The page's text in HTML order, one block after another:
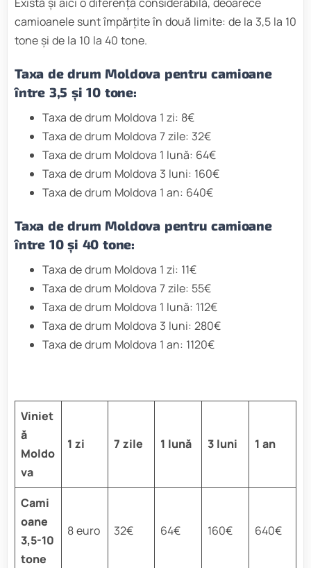
camioanele sunt împărțite în două limite: de la 3,5 la 10
tone și de la 10 la 40 tone.
Taxa de drum Moldova pentru camioane
între 3,5 și 10 tone:
Taxa de drum Moldova 1 zi: 8€
Taxa de drum Moldova 7 zile: 32€
Taxa de drum Moldova 1 lună: 64€
Taxa de drum Moldova 3 luni: 160€
Taxa de drum Moldova 1 an: 640€
Taxa de drum Moldova pentru camioane
între 10 și 40 tone:
Taxa de drum Moldova 1 zi: 11€
Taxa de drum Moldova 7 zile: 55€
Taxa de drum Moldova 1 lună: 112€
Taxa de drum Moldova 3 luni: 280€
Taxa de drum Moldova 1 an: 1120€
Viniet
ă
Moldo
va
1 zi 7 zile 1 lună 3 luni 1 an
Cami
oane
3,5-10
tone
8 euro 32€ 64€ 160€ 640€